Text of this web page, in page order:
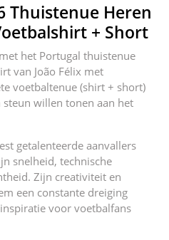
Thuistenue Heren
+ Short
het Portugal thuistenue
van João Félix met
voetbaltenue (shirt + short)
willen tonen aan het
getalenteerde aanvallers
snelheid, technische
Zijn creativiteit en
een constante dreiging
voor voetbalfans